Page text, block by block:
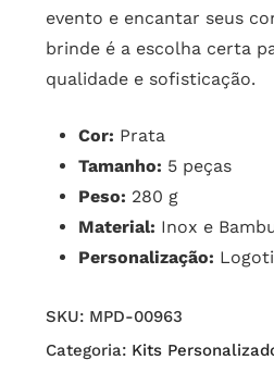
evento e encantar seus
brinde é a escolha certa
qualidade e sofisticação.
Cor: Prata
Tamanho: 5 peças
Peso: 280 g
Material: Inox e
Personalização:
SKU: MPD-00963
Categoria: Kits